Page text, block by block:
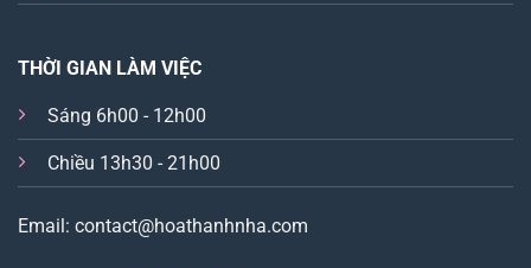
THỜI GIAN LÀM VIỆC
Sáng 6h00 - 12h00
Chiều 13h30 - 21h00
Email: contact@hoathanhnha.com